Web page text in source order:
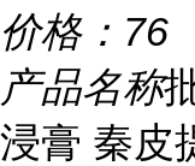
价格： 76
产品名称
浸膏 秦皮